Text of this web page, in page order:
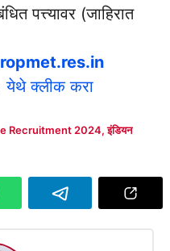
पत्त्यावर (जाहिरात
येथे क्लीक करा
Recruitment 2024,इंडियन